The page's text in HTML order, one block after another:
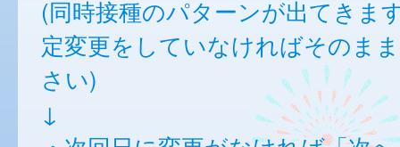
(同時接種のパターンが出てきま
定変更をしていなければそのま
さい)
↓